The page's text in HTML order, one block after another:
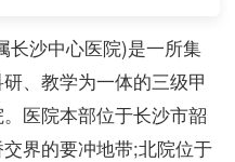
长沙中心医院)是一所集
、教学为一体的三级甲
医院本部位于长沙市韶
界的要冲地带;北院位于